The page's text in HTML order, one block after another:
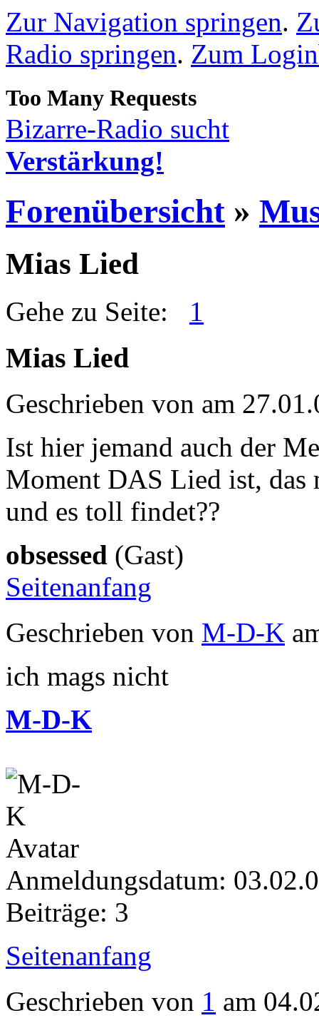
Zur Navigation springen.
Radio springen. Zum
Bizarre-Radio sucht
Verstärkung!
Forenübersicht »
Mias Lied
Gehe zu Seite: 1
Mias Lied
Geschrieben von am
Ist hier jemand auch der
Moment DAS Lied ist,
und es toll findet??
obsessed (Gast)
Seitenanfang
Geschrieben von M-D-K
ich mags nicht
M-D-K
Anmeldungsdatum:
Beiträge: 3
Seitenanfang
Geschrieben von 1 am